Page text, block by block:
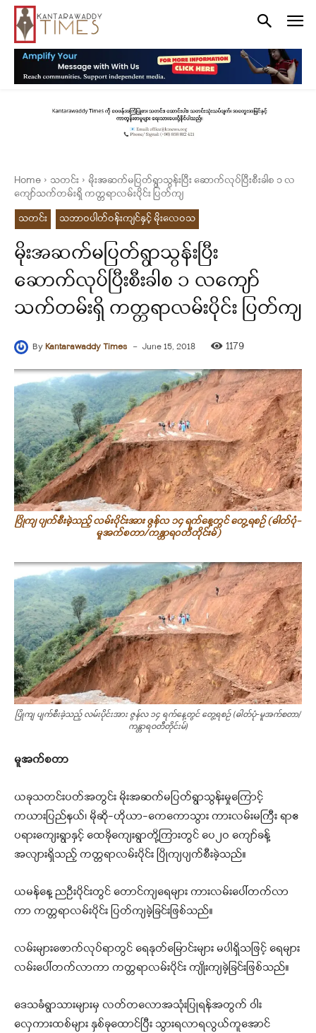
Home သတင်း
မိုးအဆက်မပြတ်ရွာသွန်းပြီး ဆောက်လုပ်ပြီးစီးခါစ ၁ လ
ကျော်သက်တမ်းရှိ ကတ္တရာလမ်းပိုင်း ပြတ်ကျ
သတင်း
သဘာဝပါတ်ဝန်းကျင်နှင့် မိုးလေဝသ
မိုးအဆက်မပြတ်ရွာသွန်းပြီး
ဆောက်လုပ်ပြီးစီးခါစ ၁ လကျော်
သက်တမ်းရှိ ကတ္တရာလမ်းပိုင်း ပြတ်ကျ
ByKantarawaddy Times - June 15, 2018 1179
ပြိုကျ ပျက်စီးခဲ့သည့် လမ်းပိုင်းအား ဇွန်လ ၁၄ ရက်နေ့တွင် တွေ့ရစဉ် (ဓါတ်ပုံ-
မူအက်စတာ/ကန္တာရဝတီတိုင်းမ်)
ပြိုကျ ပျက်စီးခဲ့သည့် လမ်းပိုင်းအား ဇွန်လ ၁၄ ရက်နေ့တွင် တွေ့ရစဉ် (ဓါတ်ပုံ-မူအက်စတာ/
ကန္တာရဝတီတိုင်းမ်)
မူအက်စတာ
ယခုသတင်းပတ်အတွင်း မိုးအဆက်မပြတ်ရွာသွန်းမှုကြောင့်
ကယားပြည်နယ်၊ မိုဆို-ဟိုယာ-ကေကောသွား ကားလမ်းမကြီး ရာဧ
ပရားကျေးရွာနှင့် ထေခိုကျေးရွာတို့ကြားတွင် ပေ၂ဝ ကျော်ခန့်
အလျားရှိသည့် ကတ္တရာလမ်းပိုင်း ပြိုကျပျက်စီးခဲ့သည်။
ယမန်နေ့ ညဦးပိုင်းတွင် တောင်ကျရေများ ကားလမ်းပေါ်တက်လာ
ကာ ကတ္တရာလမ်းပိုင်း ပြတ်ကျခဲ့ခြင်းဖြစ်သည်။
လမ်းများဖောက်လုပ်ရာတွင် ရေနုတ်မြောင်းများ မပါရှိသဖြင့် ရေများ
လမ်းပေါ်တက်လာကာ ကတ္တရာလမ်းပိုင်း ကျိုးကျခဲ့ခြင်းဖြစ်သည်။
ဒေသခံရွာသားများမှ လတ်တလောအသုံးပြုရန်အတွက် ဝါး
လှေကားထစ်များ နှစ်ခုထောင်ပြီး သွားရလာရလွယ်ကူအောင်